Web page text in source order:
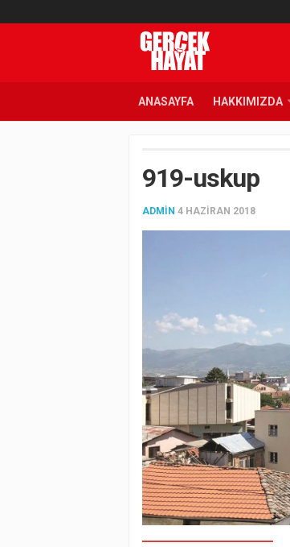
ANASAYFA HAKKIMIZDA
919-uskup
ADMIN 4 HAZIRAN 2018